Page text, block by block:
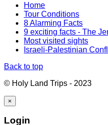
Home
Tour Conditions
8 Alarming Facts
9 exciting facts - The
Most visited sights
Israeli-Palestinian
Back to top
© Holy Land Trips - 2023
×
Login